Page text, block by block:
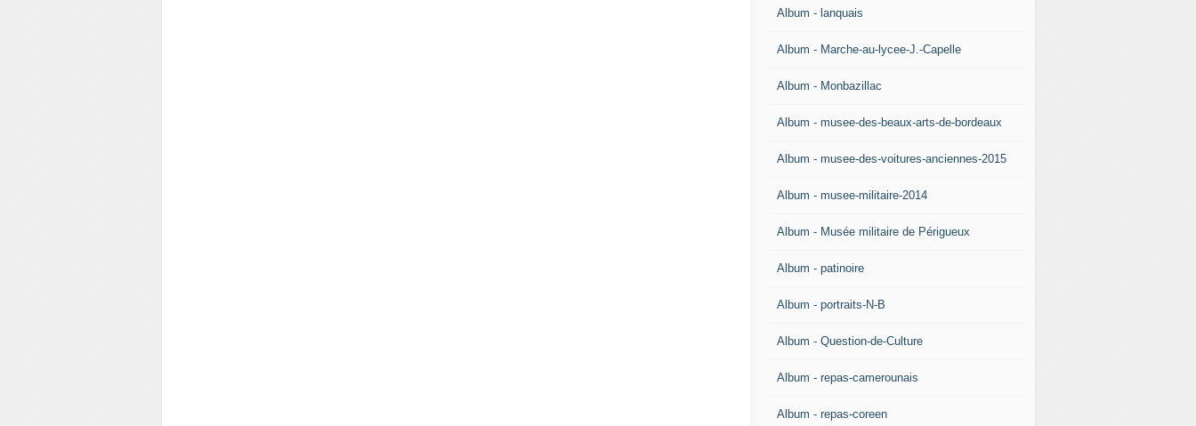
Album - lanquais
Album - Marche-au-lycee-J.-Capelle
Album - Monbazillac
Album - musee-des-beaux-arts-de-bordeaux
Album - musee-des-voitures-anciennes-2015
Album - musee-militaire-2014
Album - Musée militaire de Périgueux
Album - patinoire
Album - portraits-N-B
Album - Question-de-Culture
Album - repas-camerounais
Album - repas-coreen